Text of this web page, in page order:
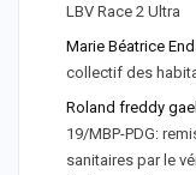
LBV Race 2 Ultra
Marie Béatrice
collectif des
Roland freddy
19/MBP-PDG:
sanitaires par le